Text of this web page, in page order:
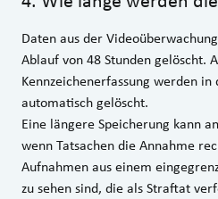
Daten aus der
Ablauf von 48 Stunden gelöscht.
Kennzeichenerfassung werden
automatisch gelöscht.
Eine längere Speicherung kann
wenn Tatsachen die Annahme
Aufnahmen aus einem
zu sehen sind, die als Straftat